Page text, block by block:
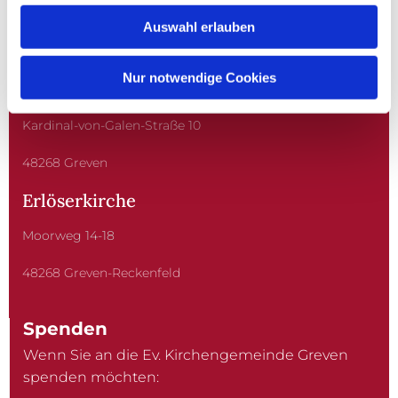
Auswahl erlauben
Nur notwendige Cookies
Christuskirche
Kardinal-von-Galen-Straße 10
48268 Greven
Erlöserkirche
Moorweg 14-18
48268 Greven-Reckenfeld
Spenden
Wenn Sie an die Ev. Kirchengemeinde Greven
spenden möchten: